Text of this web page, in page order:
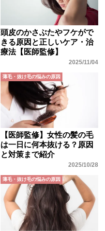
頭皮のかさぶたやフケがで
きる原因と正しいケア・治
療法【医師監修】
2025/11/04
薄毛・抜け毛の悩みの原因
【医師監修】女性の髪の毛
は一日に何本抜ける？原因
と対策まで紹介
2025/10/28
薄毛・抜け毛の悩みの原因